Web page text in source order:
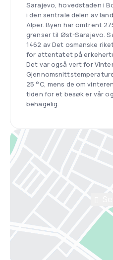
Sarajevo, hovedstaden i
i den sentrale delen av
Alper. Byen har omtrent
grenser til Øst-Sarajevo.
1462 av Det osmanske
for attentatet på
Det var også vert for
25 °C, mens de om
tiden for et besøk er vår
behagelig.